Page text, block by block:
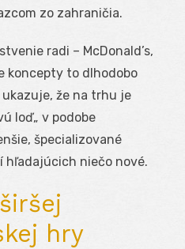
zo zahraničia.
radi – McDonald’s,
koncepty to dlhodobo
že na trhu je
loď„ v podobe
špecializované
hľadajúcich niečo nové.
hry